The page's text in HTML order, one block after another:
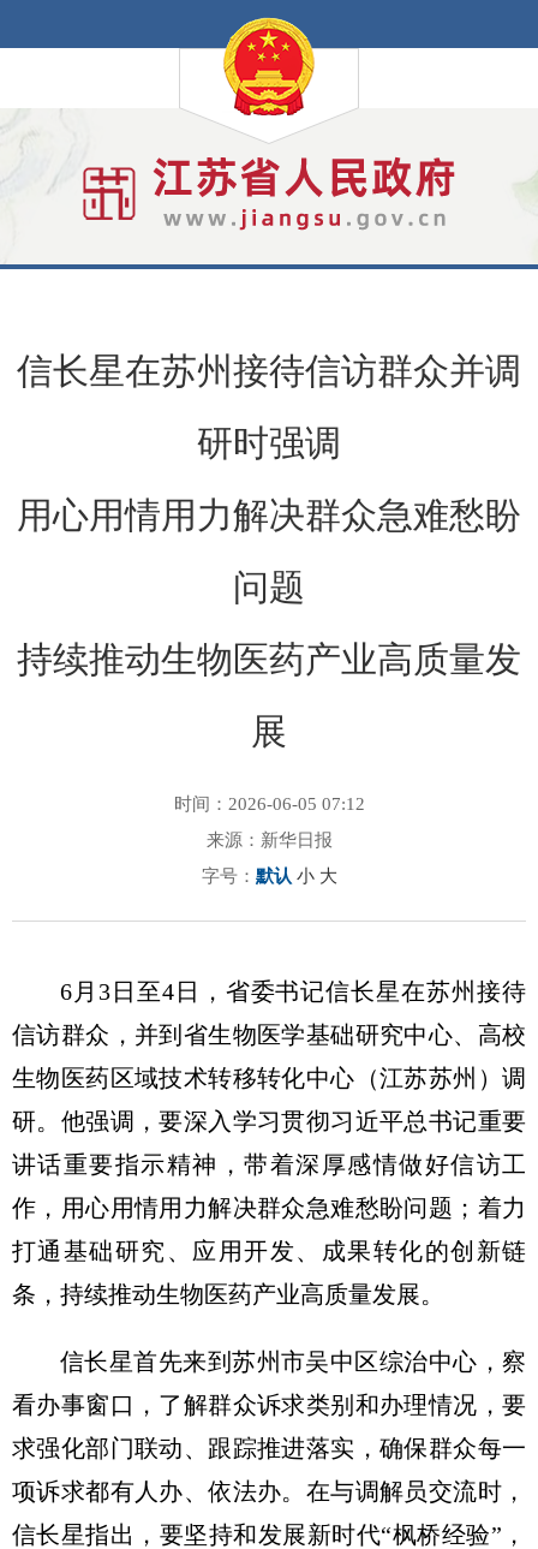
信长星在苏州接待信访群众并调
研时强调
用心用情用力解决群众急难愁盼
问题
持续推动生物医药产业高质量发
展
时间：2026-06-05 07:12
来源：新华日报
字号： 默认 小 大
6月3日至4日，省委书记信长星在苏州接待
信访群众，并到省生物医学基础研究中心、高校
生物医药区域技术转移转化中心（江苏苏州）调
研。他强调，要深入学习贯彻习近平总书记重要
讲话重要指示精神，带着深厚感情做好信访工
作，用心用情用力解决群众急难愁盼问题；着力
打通基础研究、应用开发、成果转化的创新链
条，持续推动生物医药产业高质量发展。
信长星首先来到苏州市吴中区综治中心，察
看办事窗口，了解群众诉求类别和办理情况，要
求强化部门联动、跟踪推进落实，确保群众每一
项诉求都有人办、依法办。在与调解员交流时，
信长星指出，要坚持和发展新时代“枫桥经验”，